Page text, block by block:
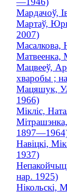
Мардачоў,
Мартаў,
2007)
Масалкова,
Матвеенка,
Мацвееў,
хваробы ;
Мацяшук,
1966)
Мікліс,
Навіцкі,
1937)
нар. 1925)
Нікольскі,